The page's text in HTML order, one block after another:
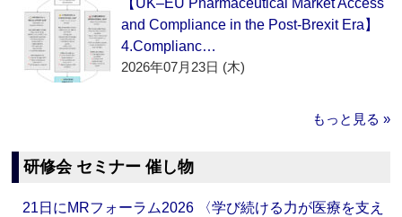
【UK–EU Pharmaceutical Market Access
and Compliance in the Post-Brexit Era】
4.Complianc…
2026年07月23日 (木)
もっと見る »
研修会 セミナー 催し物
21日にMRフォーラム2026 〈学び続ける力が医療を支え